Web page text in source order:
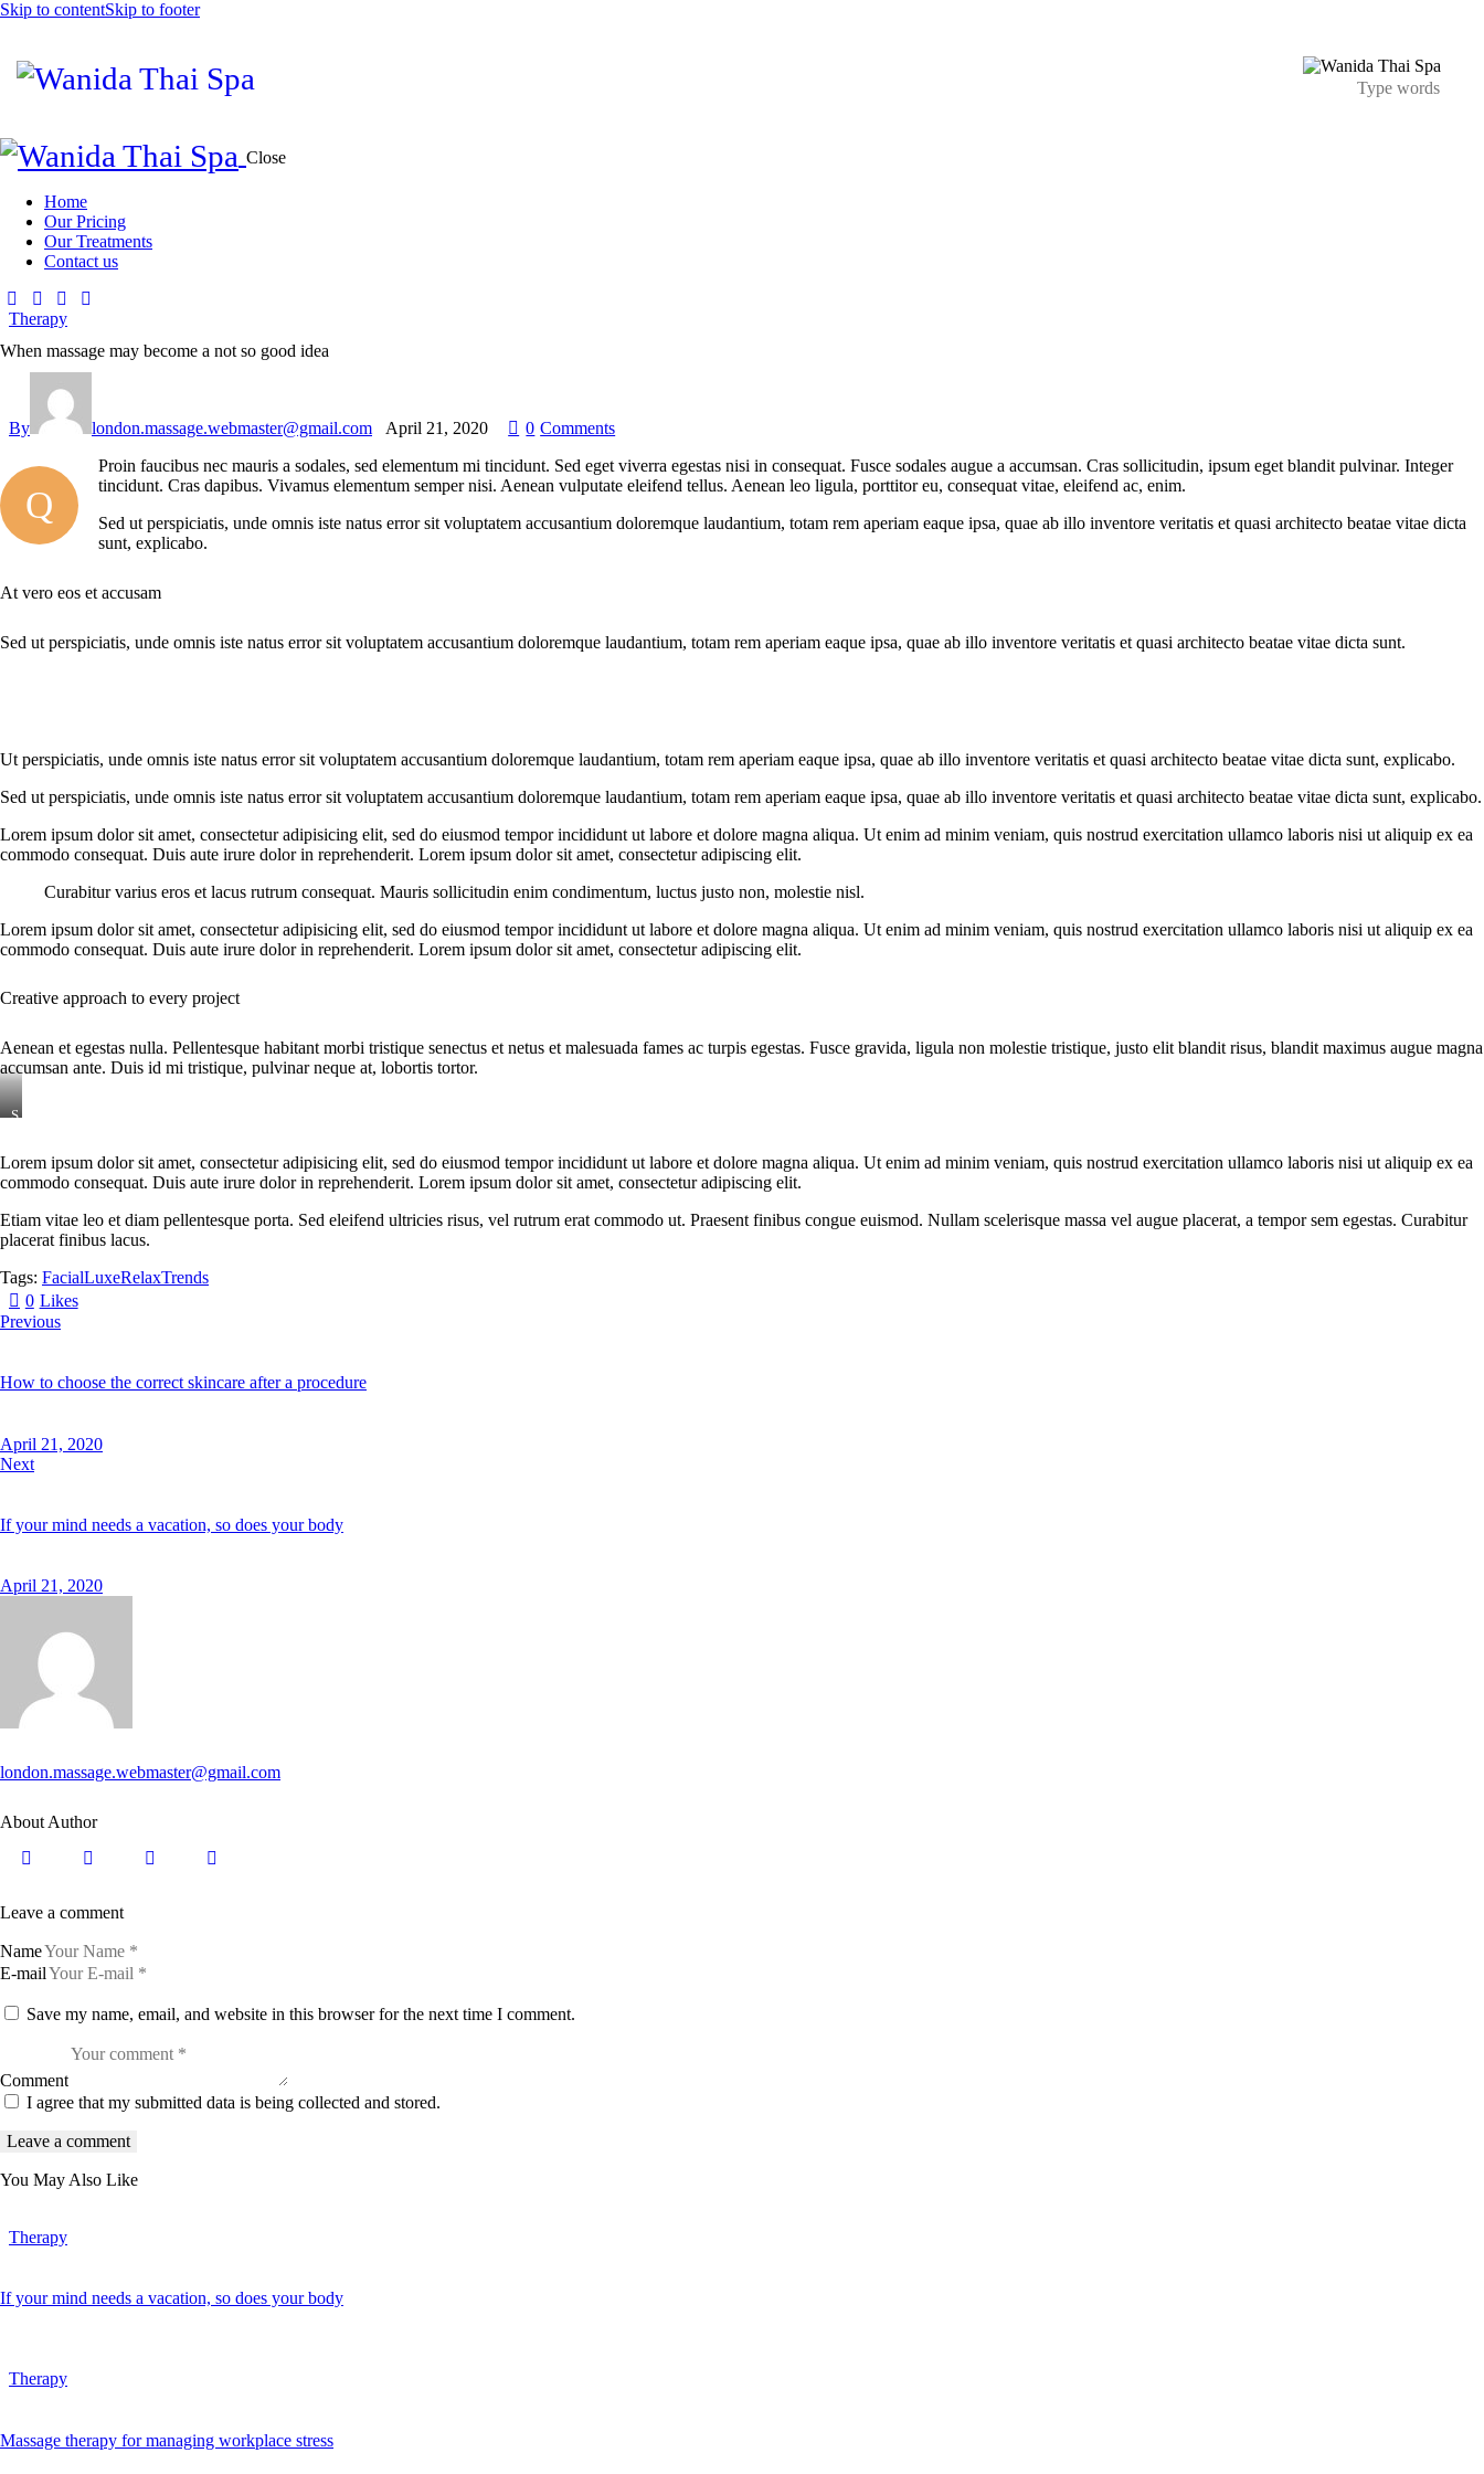
Skip to contentSkip to footer
Close
Home
Our Pricing
Our Treatments
Contact us
Therapy
When massage may become a not so good idea
By london.massage.webmaster@gmail.com April 21, 2020 0 Comments
Q
Proin faucibus nec mauris a sodales, sed elementum mi tincidunt. Sed eget viverra egestas nisi in consequat. Fusce sodales augue a accumsan. Cras sollicitudin, ipsum eget blandit pulvinar. Integer
tincidunt. Cras dapibus. Vivamus elementum semper nisi. Aenean vulputate eleifend tellus. Aenean leo ligula, porttitor eu, consequat vitae, eleifend ac, enim.
Sed ut perspiciatis, unde omnis iste natus error sit voluptatem accusantium doloremque laudantium, totam rem aperiam eaque ipsa, quae ab illo inventore veritatis et quasi architecto beatae vitae dicta
sunt, explicabo.
At vero eos et accusam
Sed ut perspiciatis, unde omnis iste natus error sit voluptatem accusantium doloremque laudantium, totam rem aperiam eaque ipsa, quae ab illo inventore veritatis et quasi architecto beatae vitae dicta sunt.
Ut perspiciatis, unde omnis iste natus error sit voluptatem accusantium doloremque laudantium, totam rem aperiam eaque ipsa, quae ab illo inventore veritatis et quasi architecto beatae vitae dicta sunt, explicabo.
Sed ut perspiciatis, unde omnis iste natus error sit voluptatem accusantium doloremque laudantium, totam rem aperiam eaque ipsa, quae ab illo inventore veritatis et quasi architecto beatae vitae dicta sunt, explicabo.
Lorem ipsum dolor sit amet, consectetur adipisicing elit, sed do eiusmod tempor incididunt ut labore et dolore magna aliqua. Ut enim ad minim veniam, quis nostrud exercitation ullamco laboris nisi ut aliquip ex ea
commodo consequat. Duis aute irure dolor in reprehenderit. Lorem ipsum dolor sit amet, consectetur adipiscing elit.
Curabitur varius eros et lacus rutrum consequat. Mauris sollicitudin enim condimentum, luctus justo non, molestie nisl.
Lorem ipsum dolor sit amet, consectetur adipisicing elit, sed do eiusmod tempor incididunt ut labore et dolore magna aliqua. Ut enim ad minim veniam, quis nostrud exercitation ullamco laboris nisi ut aliquip ex ea
commodo consequat. Duis aute irure dolor in reprehenderit. Lorem ipsum dolor sit amet, consectetur adipiscing elit.
Creative approach to every project
Aenean et egestas nulla. Pellentesque habitant morbi tristique senectus et netus et malesuada fames ac turpis egestas. Fusce gravida, ligula non molestie tristique, justo elit blandit risus, blandit maximus augue magna
accumsan ante. Duis id mi tristique, pulvinar neque at, lobortis tortor.
S
t
c
i
t
a
a
s
g
e
e
n
s
s
a
t
b
e
l
r
e
.
y
i
n
S
i
h
Lorem ipsum dolor sit amet, consectetur adipisicing elit, sed do eiusmod tempor incididunt ut labore et dolore magna aliqua. Ut enim ad minim veniam, quis nostrud exercitation ullamco laboris nisi ut aliquip ex ea
commodo consequat. Duis aute irure dolor in reprehenderit. Lorem ipsum dolor sit amet, consectetur adipiscing elit.
Etiam vitae leo et diam pellentesque porta. Sed eleifend ultricies risus, vel rutrum erat commodo ut. Praesent finibus congue euismod. Nullam scelerisque massa vel augue placerat, a tempor sem egestas. Curabitur
placerat finibus lacus.
Tags: FacialLuxeRelaxTrends
0 Likes
Previous
How to choose the correct skincare after a procedure
April 21, 2020
Next
If your mind needs a vacation, so does your body
April 21, 2020
london.massage.webmaster@gmail.com
About Author
Leave a comment
Name
E-mail
Save my name, email, and website in this browser for the next time I comment.
Comment
I agree that my submitted data is being collected and stored.
You May Also Like
Therapy
If your mind needs a vacation, so does your body
Therapy
Massage therapy for managing workplace stress